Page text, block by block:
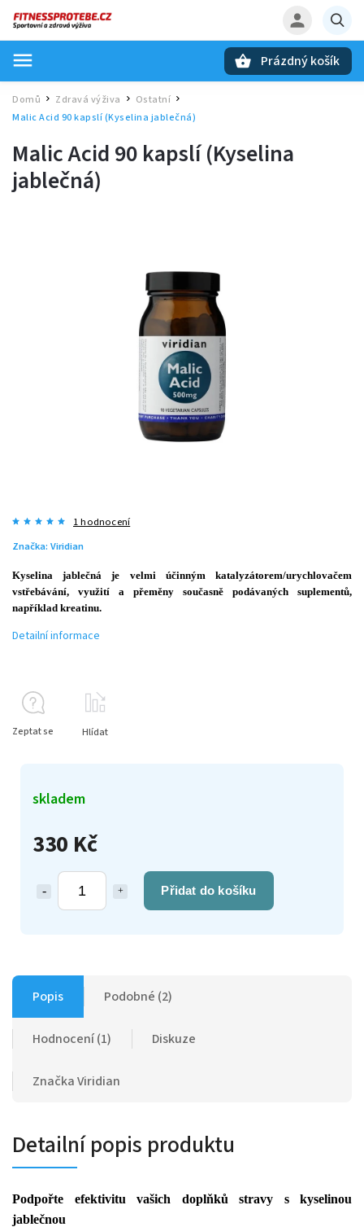
Prázdný košík
Domů / Zdravá výživa Ostatní /
Malic Acid 90 kapslí (Kyselina jablečná)
Malic Acid 90 kapslí (Kyselina
jablečná)
1 hodnocení
Značka: Viridian
330 Kč
Přidat do košíku
skladem
Kyselina jablečná je velmi účinným katalyzátorem/urychlovačem
vstřebávání, využití a přeměny současně podávaných suplementů,
například kreatinu.
Detailní informace
Zeptat se Hlídat
Popis Podobné (2)
Hodnocení (1) Diskuze
ZnačkaViridian
Detailní popis produktu
Podpořte efektivitu vašich doplňků stravy s kyselinou
jablečnou